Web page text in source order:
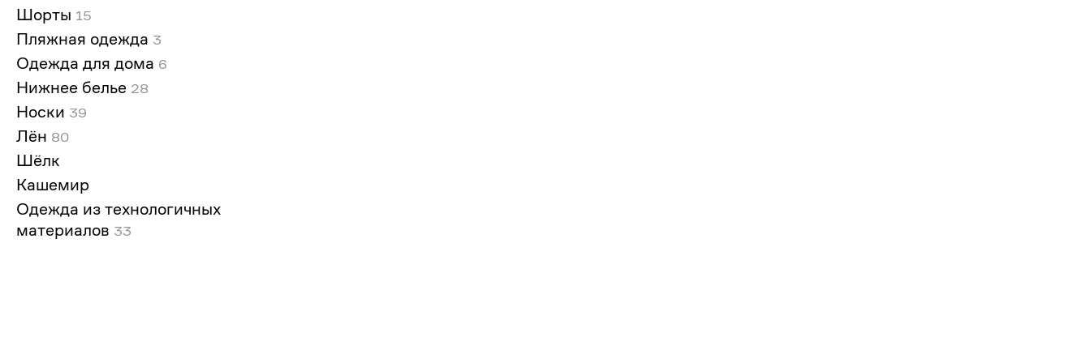
Шорты 15
Пляжная одежда 3
Одежда для дома 6
Нижнее белье 28
Носки 39
Лён 80
Шёлк
Кашемир
Одежда из технологичных
материалов 33